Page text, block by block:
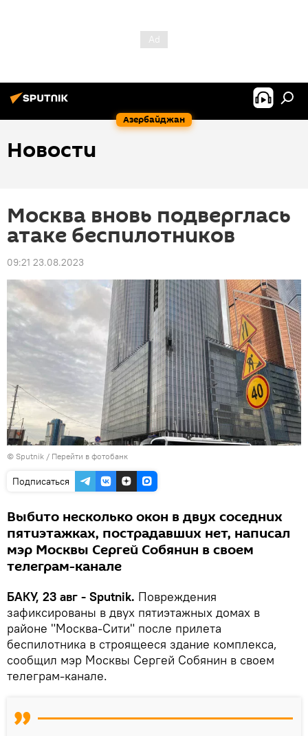
Азербайджан
Новости
Москва вновь подверглась
атаке беспилотников
09:21 23.08.2023
© Sputnik / Перейти в фотобанк
Подписаться
Выбито несколько окон в двух соседних
пятиэтажках, пострадавших нет, написал
мэр Москвы Сергей Собянин в своем
телеграм-канале
БАКУ, 23 авг - Sputnik. Повреждения
зафиксированы в двух пятиэтажных домах в
районе "Москва-Сити" после прилета
беспилотника в строящееся здание комплекса,
сообщил мэр Москвы Сергей Собянин в своем
телеграм-канале.